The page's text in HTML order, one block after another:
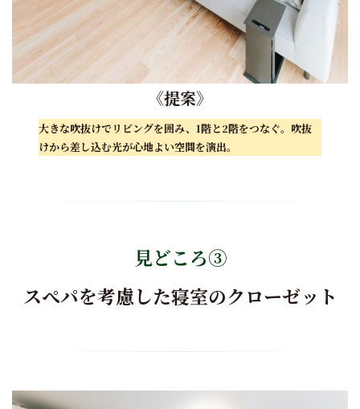
《提案》
大きな吹抜けでリビングを囲み、1階と2階をつなぐ。 吹抜
けから差し込む光が心地よい空間を演出。
見どころ③
スぺパを考慮した寝室のクローゼット